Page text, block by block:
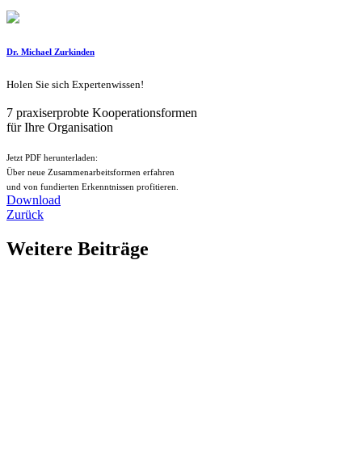
Dr. Michael Zurkinden
Holen Sie sich Expertenwissen!
7 praxiserprobte Kooperationsformen
für Ihre Organisation
Jetzt PDF herunterladen:
Über neue Zusammenarbeitsformen erfahren
und von fundierten Erkenntnissen profitieren.
Download
Zurück
Weitere Beiträge